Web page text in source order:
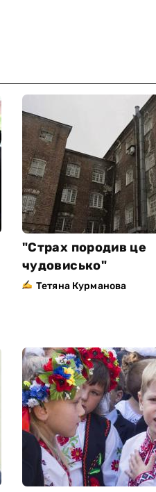
"Страх породив це
чудовисько"
Тетяна Курманова